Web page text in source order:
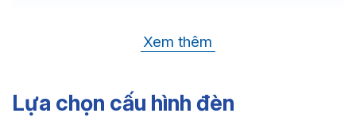
Đa sắc, Xanh dương, Xanh lá,
Chỉ số hoàn màu: CRI>80
Xem thêm
Lựa chọn cấu hình đèn